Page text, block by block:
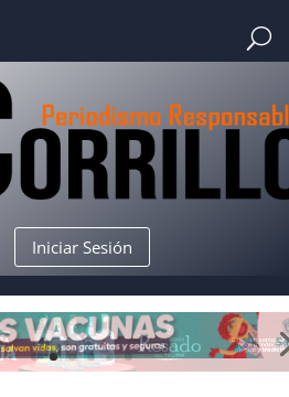
Iniciar Sesión